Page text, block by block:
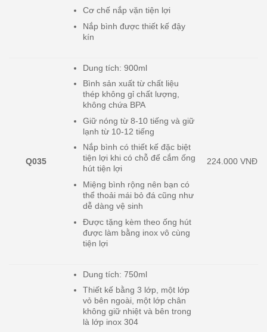
Cơ chế nắp vặn tiện lợi
Nắp bình được thiết kế đậy
kín
Q035
Dung tích: 900ml
Bình sản xuất từ chất liệu
thép không gỉ chất lượng,
không chứa BPA
Giữ nóng từ 8-10 tiếng và giữ
lạnh từ 10-12 tiếng
Nắp bình có thiết kế đặc biệt
tiện lợi khi có chỗ để cắm ống
hút tiện lợi
Miệng bình rộng nên bạn có
thể thoải mái bỏ đá cũng như
dễ dàng vệ sinh
Được tặng kèm theo ống hút
được làm bằng inox vô cùng
tiện lợi
224.000 VNĐ
Dung tích: 750ml
Thiết kế bằng 3 lớp, một lớp
vỏ bên ngoài, một lớp chân
không giữ nhiệt và bên trong
là lớp inox 304